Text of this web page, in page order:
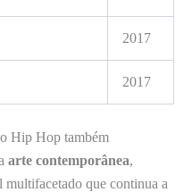
2017
2017
Hip Hop também
arte contemporânea,
que continua a